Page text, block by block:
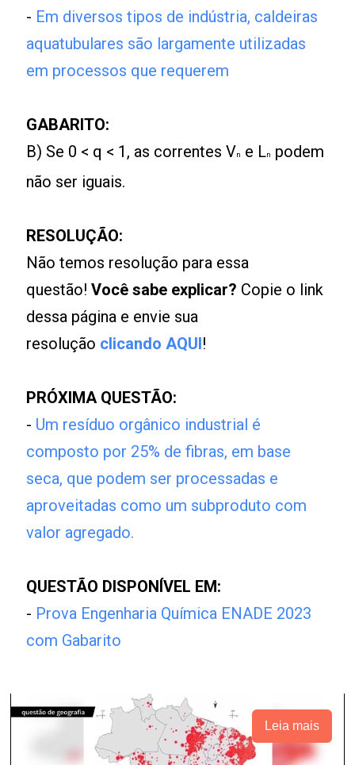
- Em diversos tipos de indústria, caldeiras
aquatubulares são largamente utilizadas
em processos que requerem
GABARITO:
B) Se 0 < q < 1, as correntes Vn e Ln
podem
não ser iguais.
RESOLUÇÃO:
Não temos resolução para essa
questão!Você sabe explicar? Copie o link
dessa página e envie sua
resolução clicando AQUI!
PRÓXIMA QUESTÃO:
- Um resíduo orgânico industrial é
composto por 25% de fibras, em base
seca, que podem ser processadas e
aproveitadas como um subproduto com
valor agregado.
QUESTÃO DISPONÍVEL EM:
- Prova Engenharia Química ENADE 2023
com Gabarito
Leia mais